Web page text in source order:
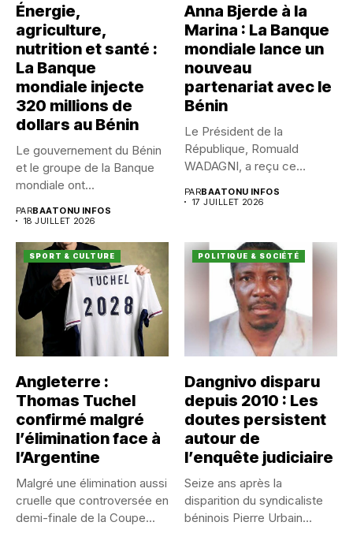
Énergie,
agriculture,
nutrition et santé :
La Banque
mondiale injecte
320 millions de
dollars au Bénin
Le gouvernement du Bénin
et le groupe de la Banque
mondiale ont...
PARBAATONU INFOS
18 JUILLET 2026
Anna Bjerde à la
Marina : La Banque
mondiale lance un
nouveau
partenariat avec le
Bénin
Le Président de la
République, Romuald
WADAGNI, a reçu ce
PARBAATONU INFOS
17 JUILLET 2026
SPORT & CULTURE
Angleterre :
Thomas Tuchel
confirmé malgré
l’élimination face à
l’Argentine
Malgré une élimination aussi
cruelle que controversée en
demi-finale de la Coupe...
POLITIQUE & SOCIÉTÉ
Dangnivo disparu
depuis 2010 : Les
doutes persistent
autour de
l’enquête judiciaire
Seize ans après la
disparition du syndicaliste
béninois Pierre Urbain